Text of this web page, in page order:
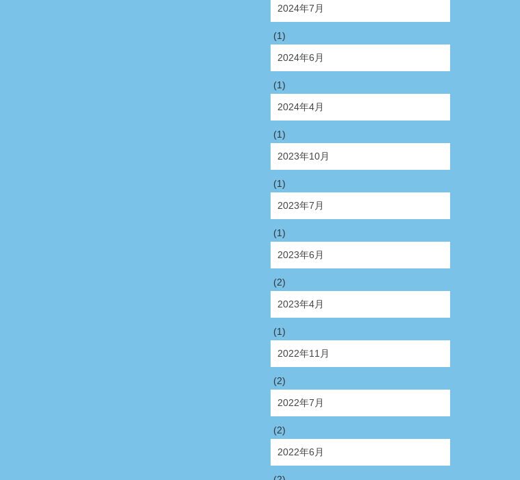
2024年7月
(1)
2024年6月
(1)
2024年4月
(1)
2023年10月
(1)
2023年7月
(1)
2023年6月
(2)
2023年4月
(1)
2022年11月
(2)
2022年7月
(2)
2022年6月